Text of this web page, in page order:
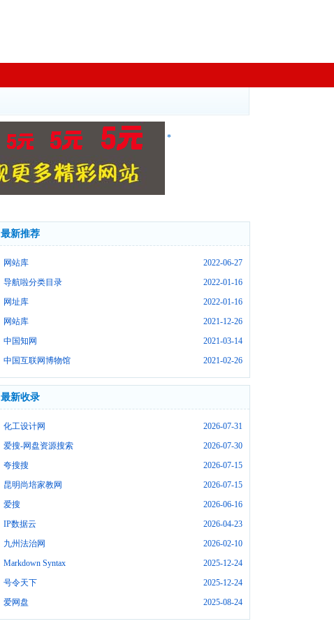
*
最新推荐
2022-06-27
网站库
2022-01-16
导航啦分类目录
2022-01-16
网址库
2021-12-26
网站库
2021-03-14
中国知网
2021-02-26
中国互联网博物馆
最新收录
2026-07-31
化工设计网
2026-07-30
爱搜-网盘资源搜索
2026-07-15
夸搜搜
2026-07-15
昆明尚培家教网
2026-06-16
爱搜
2026-04-23
IP数据云
2026-02-10
九州法治网
2025-12-24
Markdown Syntax
2025-12-24
号令天下
2025-08-24
爱网盘